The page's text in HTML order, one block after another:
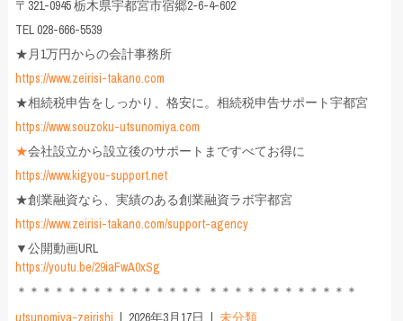
〒321-0945 栃木県宇都宮市宿郷2-6-4-602
TEL 028-666-5539
★月1万円からの会計事務所
https://www.zeirisi-takano.com
★相続税申告をしっかり、格安に。相続税申告サポート宇都宮
https://www.souzoku-utsunomiya.com
★会社設立から設立後のサポートまですべてお得に
https://www.kigyou-support.net
★創業融資なら、実績のある創業融資ラボ宇都宮
https://www.zeirisi-takano.com/support-agency
▼公開動画URL
https://youtu.be/29iaFwA0xSg
＊＊＊＊＊＊＊＊＊＊＊＊＊＊＊ ＊＊＊＊＊＊＊＊＊＊＊＊
utsunomiya-zeirishi
2026年3月17日 未分類